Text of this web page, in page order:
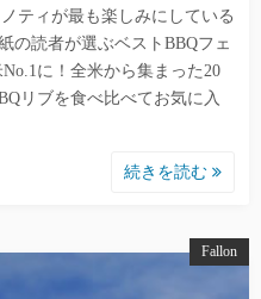
ティが最も楽しみにしている
の読者が選ぶベストBBQフェ
に！全米から集まった20
リブを食べ比べてお気に入
続きを読む
Fallon